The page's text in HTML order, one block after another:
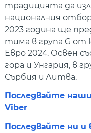
традицията да
националния
2023 година ще
тима в група G от
Евро 2024. Освен
гора и Унгария, в
Сърбия и Литва.
Последвайте
Viber
Последвайте ни и